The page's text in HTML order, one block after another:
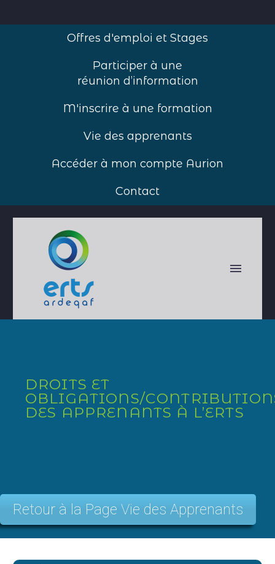
Offres d'emploi et Stages
Participer à une
réunion d’information
M'inscrire à une formation
Vie des apprenants
Accéder à mon compte Aurion
Contact
Accueil>Droits/Obligations des
Apprenants
DROITS ET
OBLIGATIONS/
DES APPRENANTS À L’ERTS
Retour à la Page Vie des Apprenants